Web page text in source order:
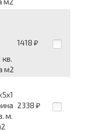
кв.
м2
1418 ₽
м.
2338 ₽